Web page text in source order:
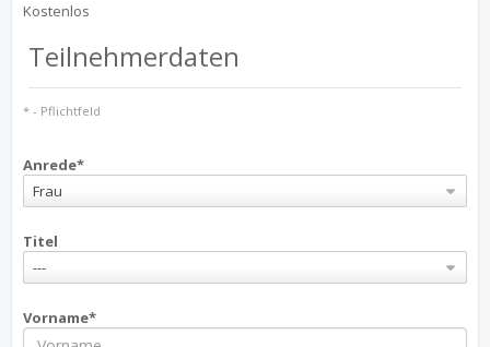
Kostenlos
Teilnehmerdaten
* - Pflichtfeld
Anrede*
Frau
Titel
---
Vorname*